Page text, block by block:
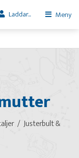
Laddar... Meny
Justerbult &